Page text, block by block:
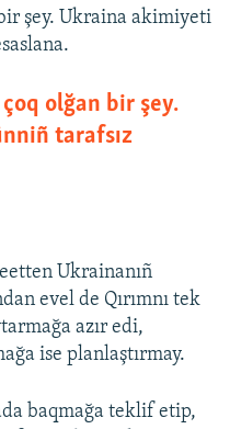
şey. Ukraina akimiyeti
olğan bir şey.
tarafsız
Ukrainanıñ
evel de Qırımnı tek
azır edi,
ise planlaştırmay.
baqmağa teklif etip,